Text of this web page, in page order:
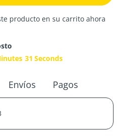
producto en su carrito ahora
31 Seconds
Envíos Pagos